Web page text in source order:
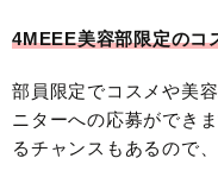
4MEEE美容部限定のコ
部員限定でコスメや美
ニターへの応募ができ
るチャンスもあるので